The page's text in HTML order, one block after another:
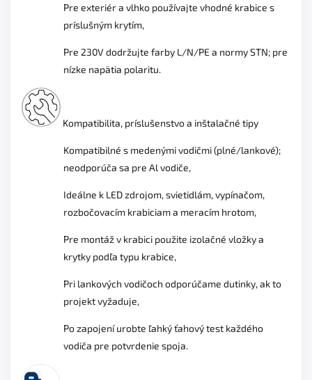
Pre exteriér a vlhko používajte vhodné krabice s
príslušným krytím,
Pre 230V dodržujte farby L/N/PE a normy STN; pre
nízke napätia polaritu.
Kompatibilita, príslušenstvo a inštalačné tipy
Kompatibilné s medenými vodičmi (plné/lankové);
neodporúča sa pre Al vodiče,
Ideálne k LED zdrojom, svietidlám, vypínačom,
rozbočovacím krabiciam a meracím hrotom,
Pre montáž v krabici použite izolačné vložky a
krytky podľa typu krabice,
Pri lankových vodičoch odporúčame dutinky, ak to
projekt vyžaduje,
Po zapojení urobte ľahký ťahový test každého
vodiča pre potvrdenie spoja.